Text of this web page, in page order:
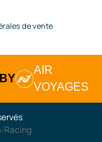
de vente
BY
AIR
VOYAGES
Racing